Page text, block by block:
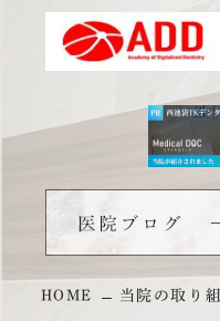
HOME 当院の取り